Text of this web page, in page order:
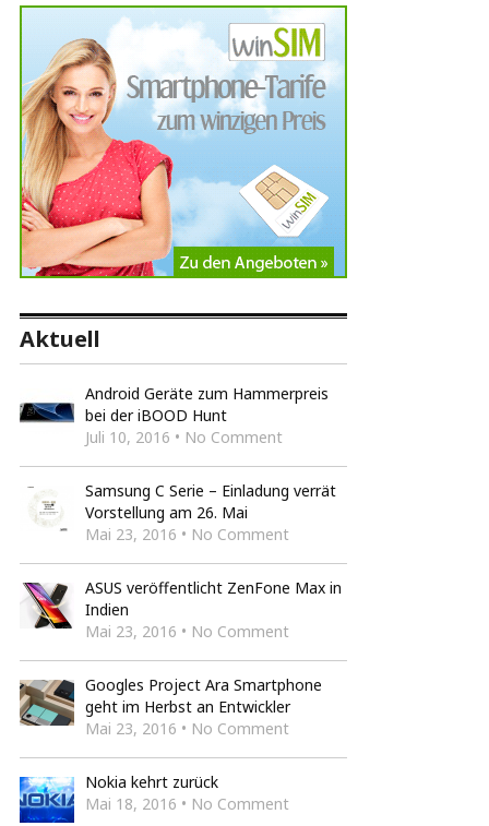
Aktuell
Android Geräte zum Hammerpreis
bei der iBOOD Hunt
Juli 10, 2016 • No Comment
Samsung C Serie – Einladung verrät
Vorstellung am 26. Mai
Mai 23, 2016 • No Comment
ASUS veröffentlicht ZenFone Max in
Indien
Mai 23, 2016 • No Comment
Googles Project Ara Smartphone
geht im Herbst an Entwickler
Mai 23, 2016 • No Comment
Nokia kehrt zurück
Mai 18, 2016 • No Comment